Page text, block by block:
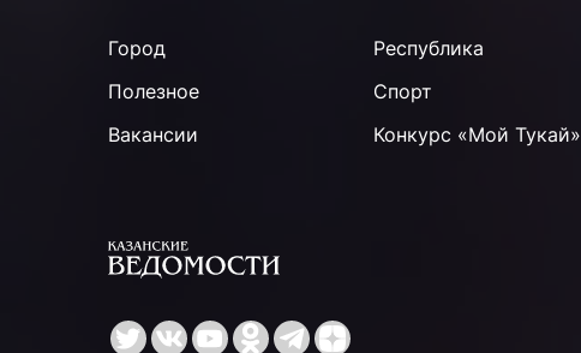
Город Республика
Полезное
Спорт
Вакансии
Конкурс «Мой Тукай»